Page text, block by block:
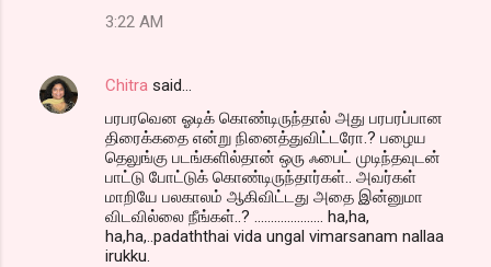
3:22 AM
Chitra said…
பரபரவென ஓடிக் கொண்டிருந்தால் அது பரபரப்பான
திரைக்கதை என்று நினைத்துவிட்டரோ.? பழைய
தெலுங்கு படங்களில்தான் ஒரு ஃபைட் முடிந்தவுடன்
பாட்டு போட்டுக் கொண்டிருந்தார்கள்.. அவர்கள்
மாறியே பலகாலம் ஆகிவிட்டது அதை இன்னுமா
விடவில்லை நீங்கள்..? ..................... ha,ha,
ha,ha,..padaththai vida ungal vimarsanam nallaa
irukku.